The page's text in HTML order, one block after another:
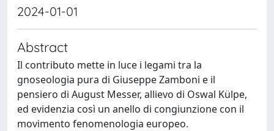
2024-01-01
Abstract
Il contributo mette in luce i legami tra la
gnoseologia pura di Giuseppe Zamboni e il
pensiero di August Messer, allievo di Oswal Külpe,
ed evidenzia così un anello di congiunzione con il
movimento fenomenologia europeo.